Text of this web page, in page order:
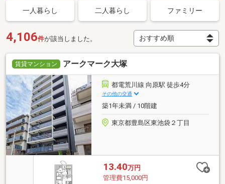
一人暮らし 二人暮らし ファミリー
4,106件が該当しました。
賃貸マンション アークマーク大塚
都電荒川線 向原駅 徒歩4分
その他の交通
築1年未満 / 10階建
東京都豊島区東池袋２丁目
13.40万円
管理費15,000円